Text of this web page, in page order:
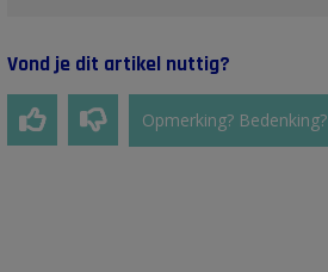
Vond je dit artikel nuttig?
Opmerking? Bedenking?